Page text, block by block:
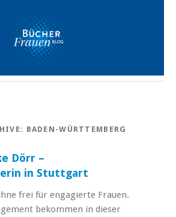
BADEN-WÜRTTEMBERG
Dörr –
in Stuttgart
frei für engagierte Frauen.
bekommen in dieser